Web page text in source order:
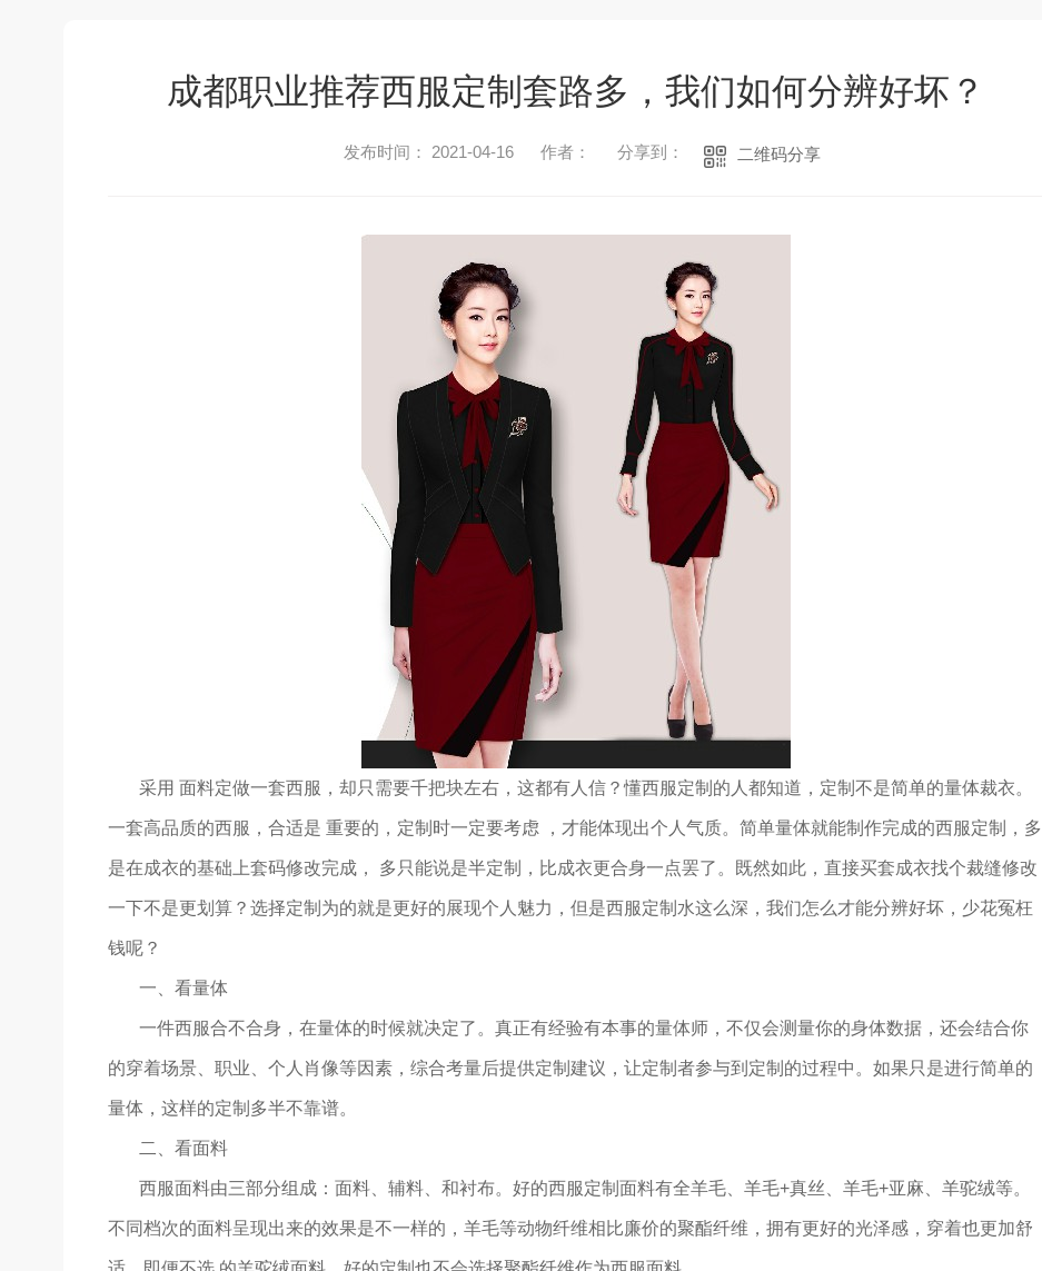
2
成都职业推荐西服定制套路多，我们如何分辨好坏？
发布时间： 2021-04-16 作者： 分享到： 二维码分享
采用 面料定做一套西服，却只需要千把块左右，这都有人信？懂西服定制的人都知道，定制不是简单的量体裁衣。
一套高品质的西服，合适是 重要的，定制时一定要考虑 ，才能体现出个人气质。简单量体就能制作完成的西服定制，多
是在成衣的基础上套码修改完成， 多只能说是半定制，比成衣更合身一点罢了。既然如此，直接买套成衣找个裁缝修改
一下不是更划算？选择定制为的就是更好的展现个人魅力，但是西服定制水这么深，我们怎么才能分辨好坏，少花冤枉
钱呢？
一、看量体
一件西服合不合身，在量体的时候就决定了。真正有经验有本事的量体师，不仅会测量你的身体数据，还会结合你
的穿着场景、职业、个人肖像等因素，综合考量后提供定制建议，让定制者参与到定制的过程中。如果只是进行简单的
量体，这样的定制多半不靠谱。
二、看面料
西服面料由三部分组成：面料、辅料、和衬布。好的西服定制面料有全羊毛、羊毛+真丝、羊毛+亚麻、羊驼绒等。
不同档次的面料呈现出来的效果是不一样的，羊毛等动物纤维相比廉价的聚酯纤维，拥有更好的光泽感，穿着也更加舒